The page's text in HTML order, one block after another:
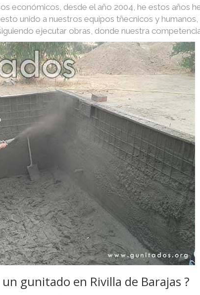
económicos, desde el año 2004, he estos años
unido a nuestros equipos tñecnicos y
ejecutar obras, donde nuestra
gunitado en Rivilla de Barajas ?